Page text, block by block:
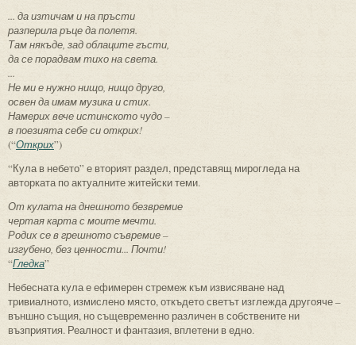
... да изтичам и на пръсти
разперила ръце да полетя.
Там някъде, зад облаците гъсти,
да се порадвам тихо на света.
...
Не ми е нужно нищо, нищо друго,
освен да имам музика и стих.
Намерих вече истинското чудо –
в поезията себе си открих!
(“Открих”)
“Кула в небето” е вторият раздел, представящ мирогледа на
авторката по актуалните житейски теми.
От кулата на днешното безвремие
чертая карта с моите мечти.
Родих се в грешното съвремие –
изгубено, без ценности... Почти!
“Гледка”
Небесната кула е ефимерен стремеж към извисяване над
тривиалното, измислено място, откъдето светът изглежда другояче –
външно същия, но същевременно различен в собствените ни
възприятия. Реалност и фантазия, вплетени в едно.